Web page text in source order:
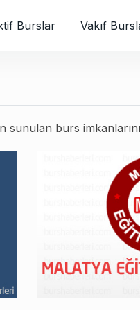
Burslar Vakıf
burs